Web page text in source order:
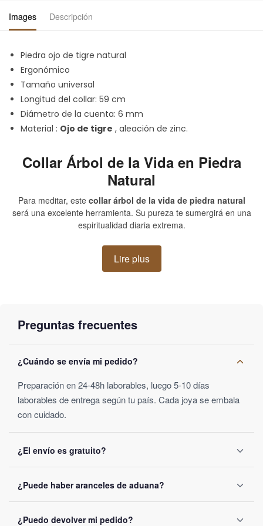
Images Descripción
Piedra ojo de tigre natural
Ergonómico
Tamaño universal
Longitud del collar: 59 cm
Diámetro de la cuenta: 6 mm
Material : Ojo de tigre , aleación de zinc.
Collar Árbol de la Vida en Piedra
Natural
Para meditar, este collar árbol de la vida de piedra natural
será una excelente herramienta. Su pureza te sumergirá en una
espiritualidad diaria extrema.
Afina tus chakras y recupera la confianza en ti mismo con este
colgante de piedra. Reequilibrará el Yin Yang y te dará paz.
la vida que estimula la intuición
La piedra curativa del ojo de tigre puede mejorar ciertos aspectos
emocionales. Sus propiedades de litoterapia te permiten repeler
las energías negativas y purificar tu mente así como tu sistema
nervioso.
Mira lapulsera de ojo de tigre y árbol de la vida.
Lire plus
Preguntas frecuentes
¿Cuándo se envía mi pedido?
Preparación en 24-48h laborables, luego 5-10 días
laborables de entrega según tu país. Cada joya se embala
con cuidado.
¿El envío es gratuito?
en 24-48h laborables.
¿Puede haber aranceles de aduana?
autoridades locales y no incluidos en el precio mostrado.
¿Puedo devolver mi pedido?